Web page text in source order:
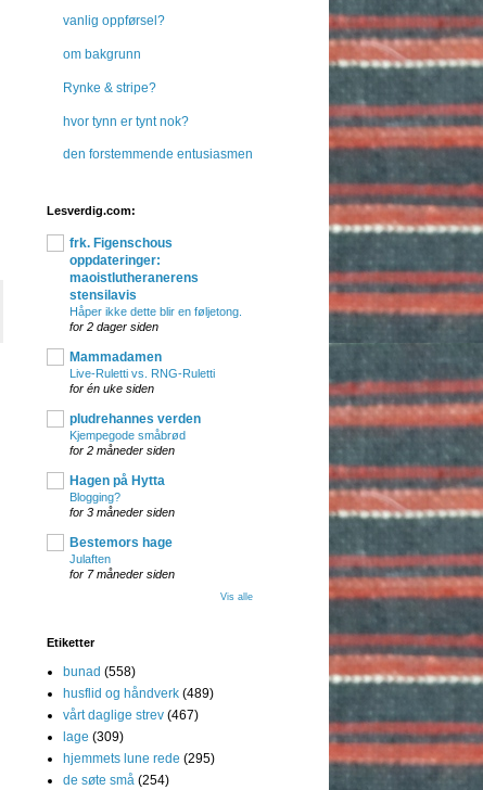
vanlig oppførsel?
om bakgrunn
Rynke & stripe?
hvor tynn er tynt nok?
den forstemmende entusiasmen
Lesverdig.com:
frk. Figenschous
oppdateringer:
maoistlutheranerens
stensilavis
Håper ikke dette blir en føljetong.
for 2 dager siden
Mammadamen
Live-Ruletti vs. RNG-Ruletti
for én uke siden
pludrehannes verden
Kjempegode småbrød
for 2 måneder siden
Hagen på Hytta
Blogging?
for 3 måneder siden
Bestemors hage
Julaften
for 7 måneder siden
Vis alle
Etiketter
bunad (558)
husflid og håndverk (489)
vårt daglige strev (467)
lage (309)
hjemmets lune rede (295)
de søte små (254)